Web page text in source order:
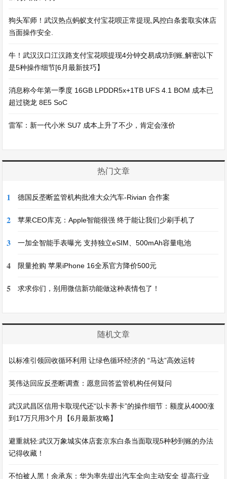
狗头军师！武汉热点蚂蚁支付宝花呗正常提现,风控白条套取实体店
当面操作安全.
牛！武汉汉口江汉路支付宝花呗提现4分钟交易成功到账,解密以下
是5种操作细节[6月最新技巧】
消息称今年第一季度 16GB LPDDR5x+1TB UFS 4.1 BOM 成本已
超过骁龙 8E5 SoC
雷军：新一代小米 SU7 成本上升了不少，肯定会涨价
热门文章
1 德国反垄断监管机构批准大众汽车-Rivian 合作案
2 苹果CEO库克：Apple智能很强 终于能让我们少刷手机了
3 一加全智能手表曝光 支持独立eSIM、500mAh容量电池
4 限量抢购 苹果iPhone 16全系官方降价500元
5 求求你们，别用微信新功能做这种表情包了！
随机文章
以标准引领回收循环利用 让绿色循环经济的 “马达”高效运转
英伟达回应反垄断调查：愿意回答监管机构任何疑问
武汉武昌区信用卡取现代还“以卡养卡”的操作细节：额度从4000涨
到17万只用3个月【6月最新攻略】
避重就轻:武汉万象城实体店套京东白条当面取现5种秒到账的办法
记得收藏！
不怕被人黑！余承东：华为率先提出汽车全向主动安全 提高行业